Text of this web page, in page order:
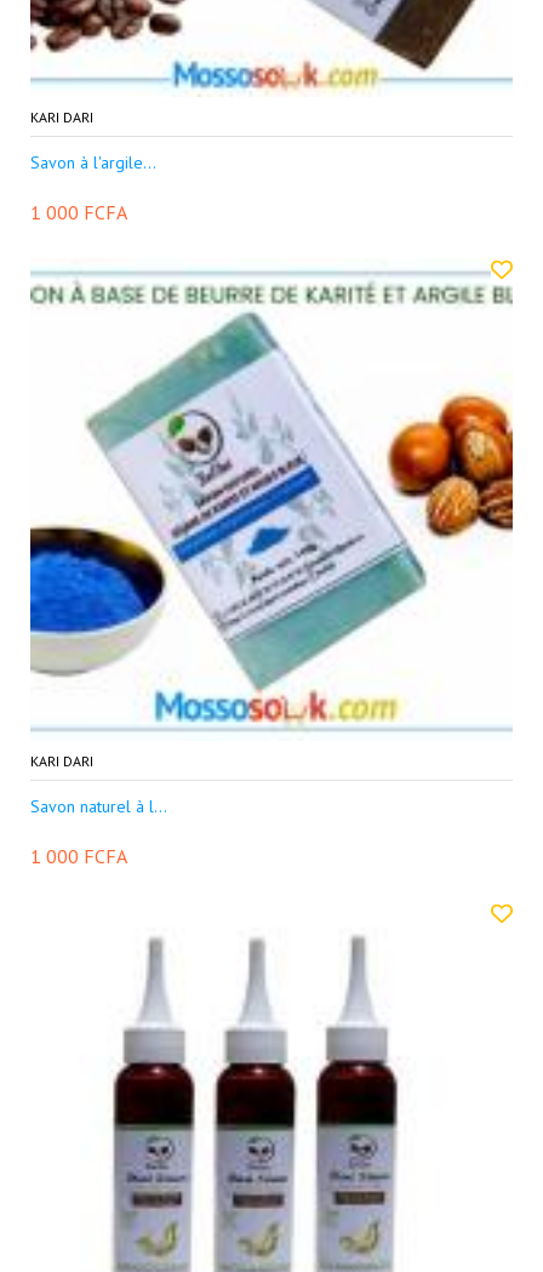
KARI DARI
Savon à l'argile...
1 000 FCFA
KARI DARI
Savon naturel à l...
1 000 FCFA